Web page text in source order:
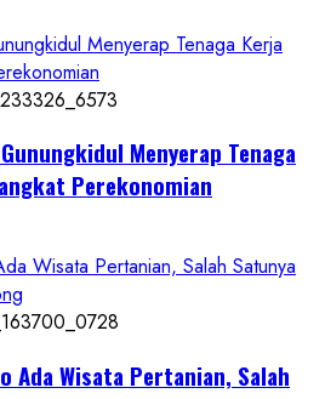
Menyerap Tenaga Kerja
Menyerap Tenaga
Perekonomian
Wisata Pertanian, Salah Satunya
Ada Wisata Pertanian, Salah